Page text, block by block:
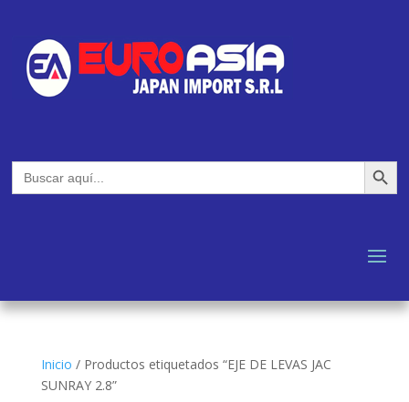
Buscar: Botón de
Inicio / Productos etiquetados “EJE DE LEVAS JAC
SUNRAY 2.8”